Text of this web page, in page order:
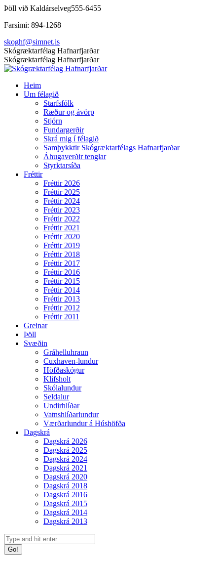
Skip
content
Þöll við Kaldárselveg555-6455
Farsími: 894-1268
skoghf@simnet.is
Facebook
page
opens
new
window
Skógræktarfélag Hafnarfjarðar
Skógræktarfélag Hafnarfjarðar
Heim
Um félagið
Starfsfólk
Ræður og ávörp
Stjórn
Fundargerðir
Skrá mig í félagið
Samþykktir Skógræktarfélags Hafnarfjarðar
Áhugaverðir tenglar
Styrktarsíða
Fréttir
Fréttir 2026
Fréttir 2025
Fréttir 2024
Fréttir 2023
Fréttir 2022
Fréttir 2021
Fréttir 2020
Fréttir 2019
Fréttir 2018
Fréttir 2017
Fréttir 2016
Fréttir 2015
Fréttir 2014
Fréttir 2013
Fréttir 2012
Fréttir 2011
Greinar
Þöll
Svæðin
Gráhelluhraun
Cuxhaven-lundur
Höfðaskógur
Klifsholt
Skólalundur
Seldalur
Undirhlíðar
Vatnshlíðarlundur
Værðarlundur á Húshöfða
Dagskrá
Dagskrá 2026
Dagskrá 2025
Dagskrá 2024
Dagskrá 2021
Dagskrá 2020
Dagskrá 2018
Dagskrá 2016
Dagskrá 2015
Dagskrá 2014
Dagskrá 2013
Search: